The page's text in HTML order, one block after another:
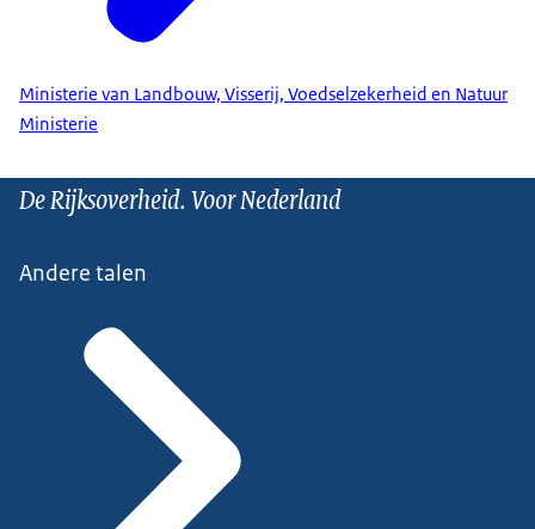
Ministerie van Landbouw, Visserij, Voedselzekerheid en Natuur
Ministerie
De Rijksoverheid. Voor Nederland
Andere talen